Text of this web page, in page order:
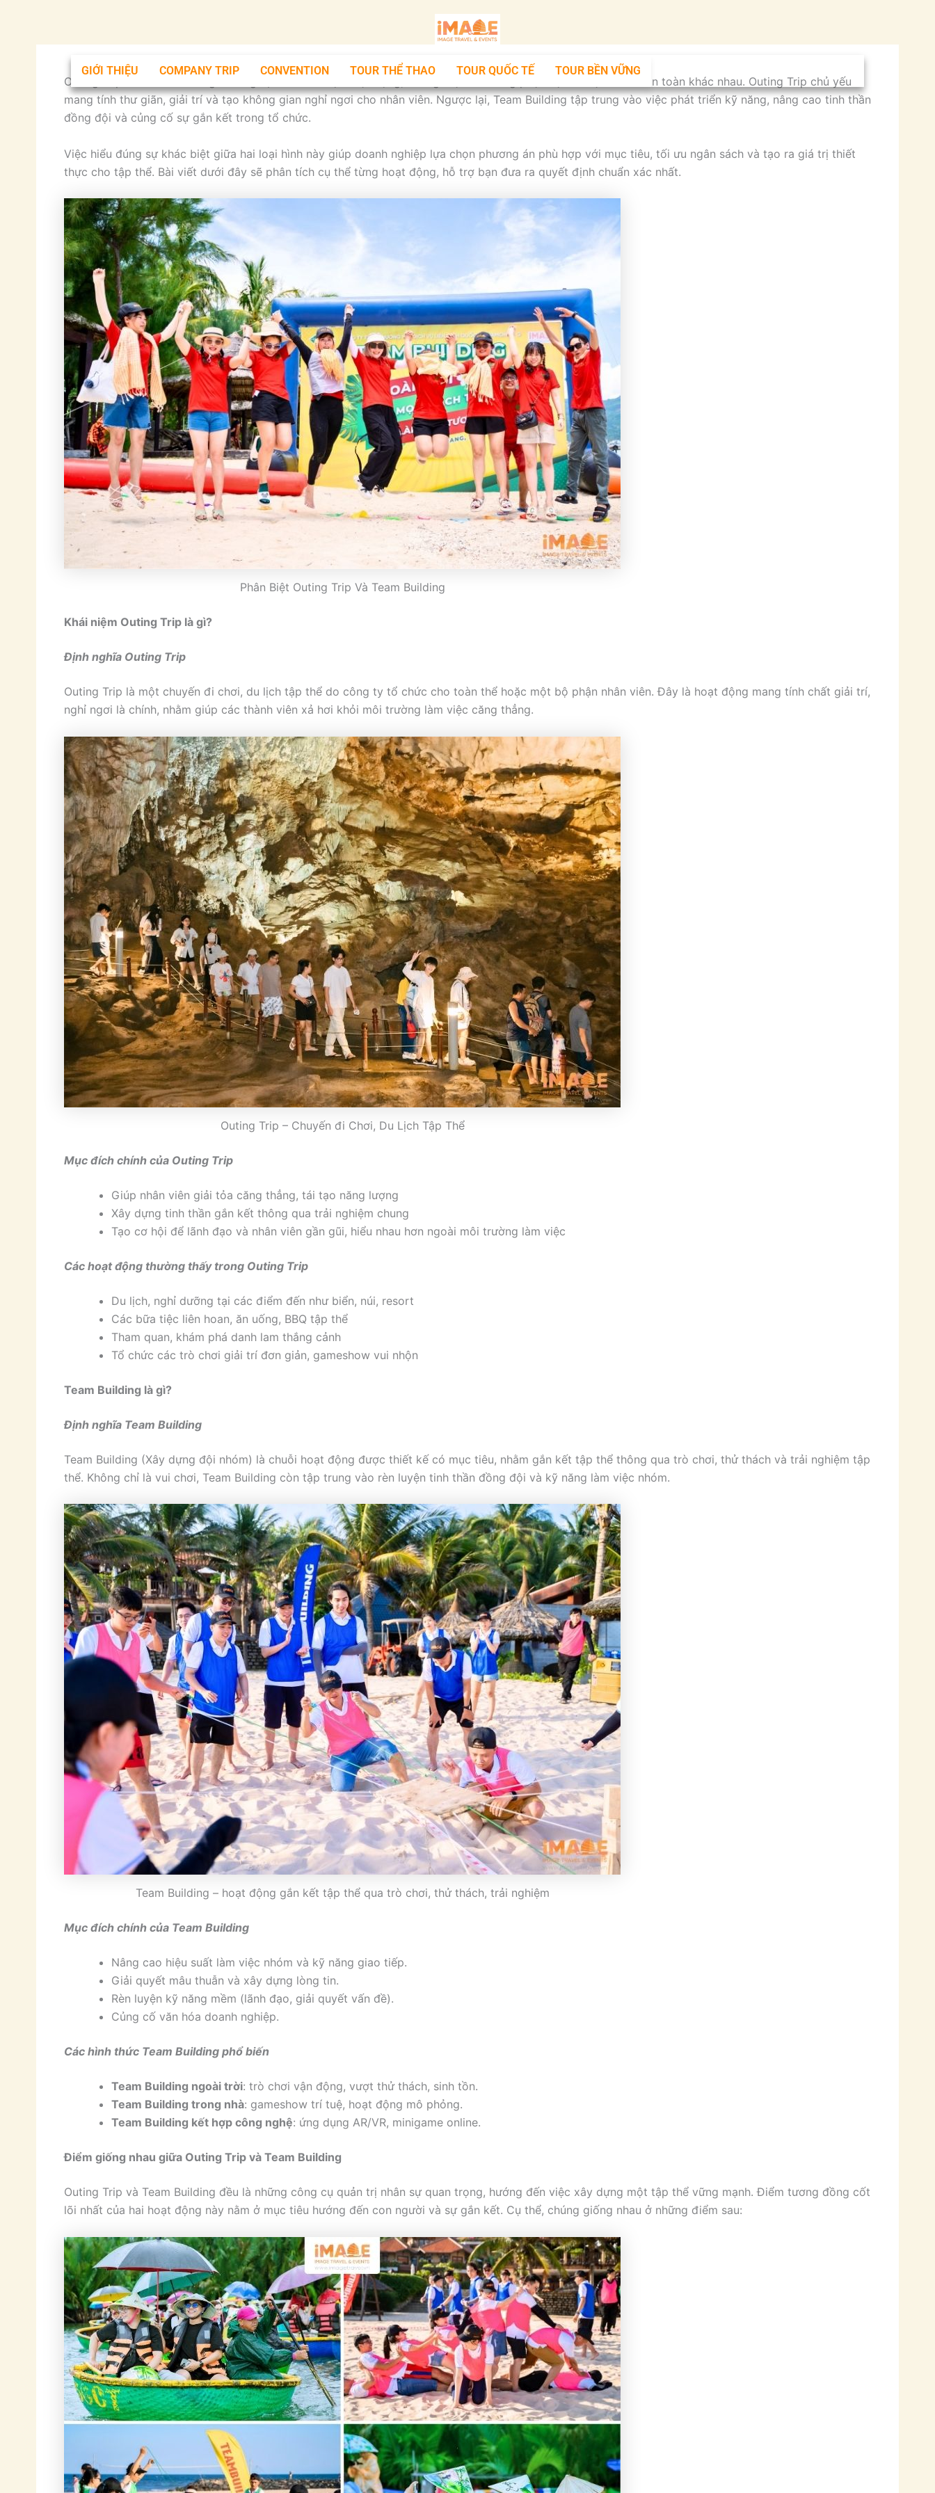
GIỚI THIỆU COMPANY TRIP CONVENTION TOUR THỂ THAO TOUR QUỐC TẾ TOUR BỀN VỮNG
Outing Trip và Team Building thường bị xem như một hoạt động, nhưng thực tế chúng phục vụ hai mục tiêu hoàn toàn khác nhau. Outing Trip chủ yếu
mang tính thư giãn, giải trí và tạo không gian nghỉ ngơi cho nhân viên. Ngược lại, Team Building tập trung vào việc phát triển kỹ năng, nâng cao tinh thần
đồng đội và củng cố sự gắn kết trong tổ chức.
Việc hiểu đúng sự khác biệt giữa hai loại hình này giúp doanh nghiệp lựa chọn phương án phù hợp với mục tiêu, tối ưu ngân sách và tạo ra giá trị thiết
thực cho tập thể. Bài viết dưới đây sẽ phân tích cụ thể từng hoạt động, hỗ trợ bạn đưa ra quyết định chuẩn xác nhất.
Phân Biệt Outing Trip Và Team Building
Khái niệm Outing Trip là gì?
Định nghĩa Outing Trip
Outing Trip là một chuyến đi chơi, du lịch tập thể do công ty tổ chức cho toàn thể hoặc một bộ phận nhân viên. Đây là hoạt động mang tính chất giải trí,
nghỉ ngơi là chính, nhằm giúp các thành viên xả hơi khỏi môi trường làm việc căng thẳng.
Outing Trip – Chuyến đi Chơi, Du Lịch Tập Thể
Mục đích chính của Outing Trip
Giúp nhân viên giải tỏa căng thẳng, tái tạo năng lượng
Xây dựng tinh thần gắn kết thông qua trải nghiệm chung
Tạo cơ hội để lãnh đạo và nhân viên gần gũi, hiểu nhau hơn ngoài môi trường làm việc
Các hoạt động thường thấy trong Outing Trip
Du lịch, nghỉ dưỡng tại các điểm đến như biển, núi, resort
Các bữa tiệc liên hoan, ăn uống, BBQ tập thể
Tham quan, khám phá danh lam thắng cảnh
Tổ chức các trò chơi giải trí đơn giản, gameshow vui nhộn
Team Building là gì?
Định nghĩa Team Building
Team Building (Xây dựng đội nhóm) là chuỗi hoạt động được thiết kế có mục tiêu, nhằm gắn kết tập thể thông qua trò chơi, thử thách và trải nghiệm tập
thể. Không chỉ là vui chơi, Team Building còn tập trung vào rèn luyện tinh thần đồng đội và kỹ năng làm việc nhóm.
Team Building – hoạt động gắn kết tập thể qua trò chơi, thử thách, trải nghiệm
Mục đích chính của Team Building
Nâng cao hiệu suất làm việc nhóm và kỹ năng giao tiếp.
Giải quyết mâu thuẫn và xây dựng lòng tin.
Rèn luyện kỹ năng mềm (lãnh đạo, giải quyết vấn đề).
Củng cố văn hóa doanh nghiệp.
Các hình thức Team Building phổ biến
Team Building ngoài trời: trò chơi vận động, vượt thử thách, sinh tồn.
Team Building trong nhà: gameshow trí tuệ, hoạt động mô phỏng.
Team Building kết hợp công nghệ: ứng dụng AR/VR, minigame online.
Điểm giống nhau giữa Outing Trip và Team Building
Outing Trip và Team Building đều là những công cụ quản trị nhân sự quan trọng, hướng đến việc xây dựng một tập thể vững mạnh. Điểm tương đồng cốt
lõi nhất của hai hoạt động này nằm ở mục tiêu hướng đến con người và sự gắn kết. Cụ thể, chúng giống nhau ở những điểm sau: